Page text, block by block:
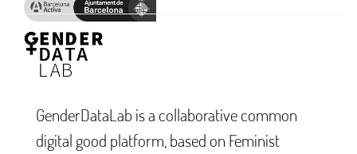
GenderDataLab is a collaborative common
digital good platform, based on Feminist